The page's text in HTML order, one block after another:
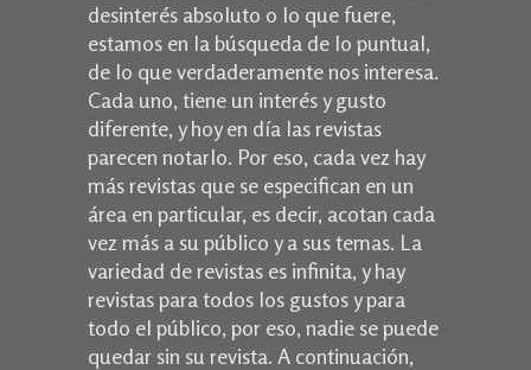
desinterés absoluto o lo que fuere,
estamos en la búsqueda de lo puntual,
de lo que verdaderamente nos interesa.
Cada uno, tiene un interés y gusto
diferente, y hoy en día las revistas
parecen notarlo. Por eso, cada vez hay
más revistas que se especifican en un
área en particular, es decir, acotan cada
vez más a su público y a sus temas. La
variedad de revistas es infinita, y hay
revistas para todos los gustos y para
todo el público, por eso, nadie se puede
quedar sin su revista. A continuación,